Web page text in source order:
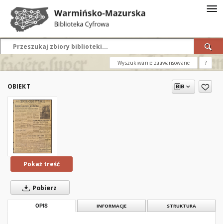
Wyszukiwanie zaawansowane ?
OBIEKT
Pokaż treść
Pobierz
OPIS INFORMACJE STRUKTURA